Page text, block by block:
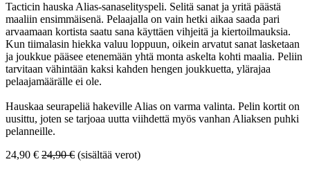
Tacticin hauska Alias-sanaselityspeli. Selitä sanat ja yritä päästä
maaliin ensimmäisenä. Pelaajalla on vain hetki aikaa saada pari
arvaamaan kortista saatu sana käyttäen vihjeitä ja kiertoilmauksia.
Kun tiimalasin hiekka valuu loppuun, oikein arvatut sanat lasketaan
ja joukkue pääsee etenemään yhtä monta askelta kohti maalia. Peliin
tarvitaan vähintään kaksi kahden hengen joukkuetta, ylärajaa
pelaajamäärälle ei ole.
Hauskaa seurapeliä hakeville Alias on varma valinta. Pelin kortit on
uusittu, joten se tarjoaa uutta viihdettä myös vanhan Aliaksen puhki
pelanneille.
24,90 € 24,90€ (sisältää verot)